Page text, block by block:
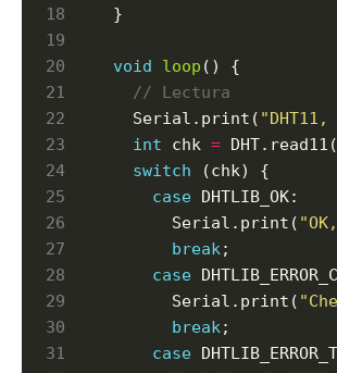
}
void loop () {
  Serial.print(
"DHT11,
int chk =
switch (chk) {
case DHTLIB_OK:
      Serial.print(
"OK,
break;
case
      Serial.print(
break;
case